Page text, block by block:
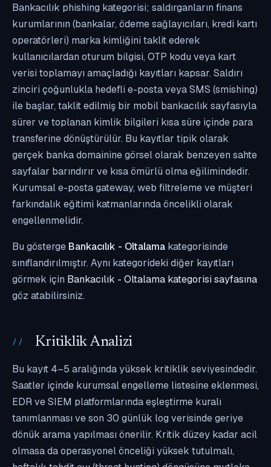
Bankacılık phishing kategorisi; saldırganların finans
kurumlarının (bankalar, ödeme sağlayıcıları, kredi kartı
operatörleri) marka kimliğini taklit ederek
kullanıcılardan oturum bilgisi, OTP kodu veya kart
verisi toplamayı amaçladığı kayıtları kapsar. Saldırı
zinciri çoğunlukla hedefli e-posta veya SMS (smishing)
ile başlar, taklit edilmiş bir mobil bankacılık sayfasıyla
sürer ve toplanan kimlik bilgileri kısa süre içinde para
transferine dönüştürülür. Bu kayıtlar tipik olarak
gerçek banka domainine görsel olarak benzeyen sahte
sayfalar barındırır ve kısa ömürlü olma eğilimindedir.
Kurumsal e-posta gateway, web filtreleme ve müşteri
farkındalık eğitimi katmanlarında öncelikli olarak
engellenmelidir.
Bu gösterge Bankacılık - Oltalama kategorisinde
sınıflandırılmıştır. Aynı kategorideki diğer kayıtları
görmek için Bankacılık - Oltalama kategorisi sayfasına
göz atabilirsiniz.
Kritiklik Analizi
Bu kayıt 4–5 aralığında yüksek kritiklik seviyesindedir.
Saatler içinde kurumsal engelleme listesine eklenmesi,
EDR ve SIEM platformlarında eşleştirme kuralı
tanımlanması ve son 30 günlük log verisinde geriye
dönük arama yapılması önerilir. Kritik düzey kadar acil
olmasa da operasyonel önceliği yüksek tutulmalı,